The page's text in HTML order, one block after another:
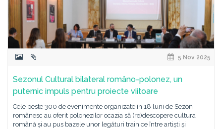
5 Nov 2025
Sezonul Cultural bilateral româno-polonez, un
puternic impuls pentru proiecte viitoare
Cele peste 300 de evenimente organizate în 18 luni de Sezon
românesc au oferit polonezilor ocazia să (re)descopere cultura
română și au pus bazele unor legături trainice între artiști și